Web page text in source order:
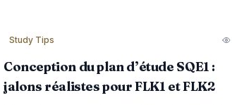
Study Tips
Conception du plan d’étude SQE1 :
jalons réalistes pour FLK1 et FLK2